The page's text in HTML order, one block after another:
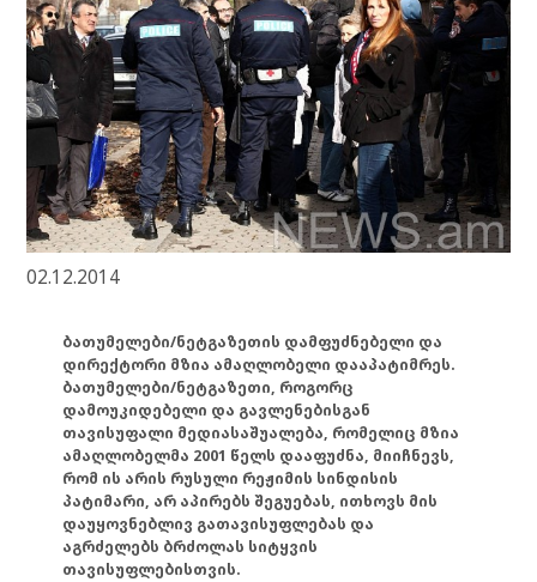
02.12.2014
ბათუმელები/ნეტგაზეთის დამფუძნებელი და
დირექტორი მზია ამაღლობელი დააპატიმრეს.
ბათუმელები/ნეტგაზეთი, როგორც
დამოუკიდებელი და გავლენებისგან
თავისუფალი მედიასაშუალება, რომელიც მზია
ამაღლობელმა 2001 წელს დააფუძნა, მიიჩნევს,
რომ ის არის რუსული რეჟიმის სინდისის
პატიმარი, არ აპირებს შეგუებას, ითხოვს მის
დაუყოვნებლივ გათავისუფლებას და
აგრძელებს ბრძოლას სიტყვის
თავისუფლებისთვის.